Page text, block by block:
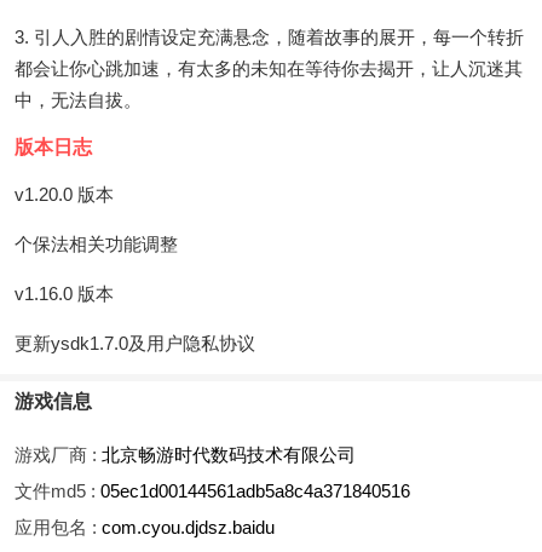
3. 引人入胜的剧情设定充满悬念，随着故事的展开，每一个转折
都会让你心跳加速，有太多的未知在等待你去揭开，让人沉迷其
中，无法自拔。
版本日志
v1.20.0 版本
个保法相关功能调整
v1.16.0 版本
更新ysdk1.7.0及用户隐私协议
游戏信息
游戏厂商 : 北京畅游时代数码技术有限公司
文件md5 : 05ec1d00144561adb5a8c4a371840516
应用包名 : com.cyou.djdsz.baidu